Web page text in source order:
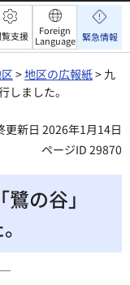
覧支援
Foreign
Language 緊急情報
>地区の広報紙> 九
しました。
更新日 2026年1月14日
ページID 29870
の谷」